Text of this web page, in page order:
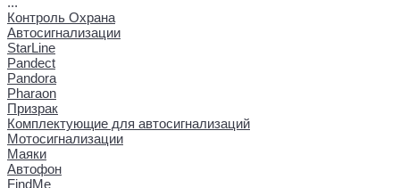
Контроль Охрана
Автосигнализации
StarLine
Pandect
Pandora
Pharaon
Призрак
Комплектующие для автосигнализаций
Мотосигнализации
Маяки
Автофон
FindMe